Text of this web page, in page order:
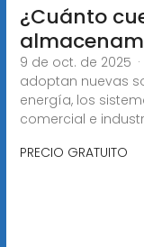
¿Cuánto
9 de oct. de 2025
adoptan nuevas
energía, los
comercial e
PRECIO GRATUITO